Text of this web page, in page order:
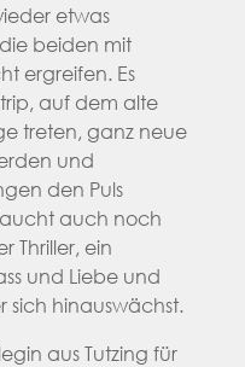
etwas
beiden mit
ergreifen. Es
auf dem alte
treten, ganz neue
und
den Puls
auch noch
Thriller, ein
und Liebe und
sich hinauswächst.
aus Tutzing für